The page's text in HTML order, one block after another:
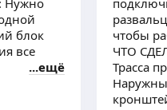
блок
все
ещё
чтобы
ЧТО
Трасса